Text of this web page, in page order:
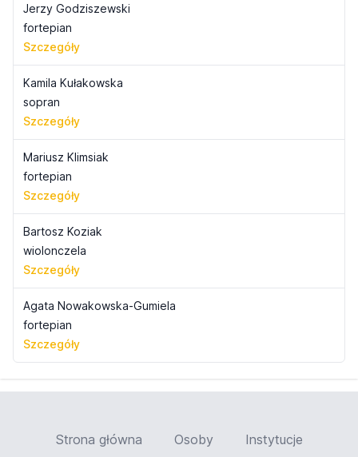
Jerzy Godziszewski
fortepian
Szczegóły
Kamila Kułakowska
sopran
Szczegóły
Mariusz Klimsiak
fortepian
Szczegóły
Bartosz Koziak
wiolonczela
Szczegóły
Agata Nowakowska-Gumiela
fortepian
Szczegóły
Strona główna Osoby Instytucje